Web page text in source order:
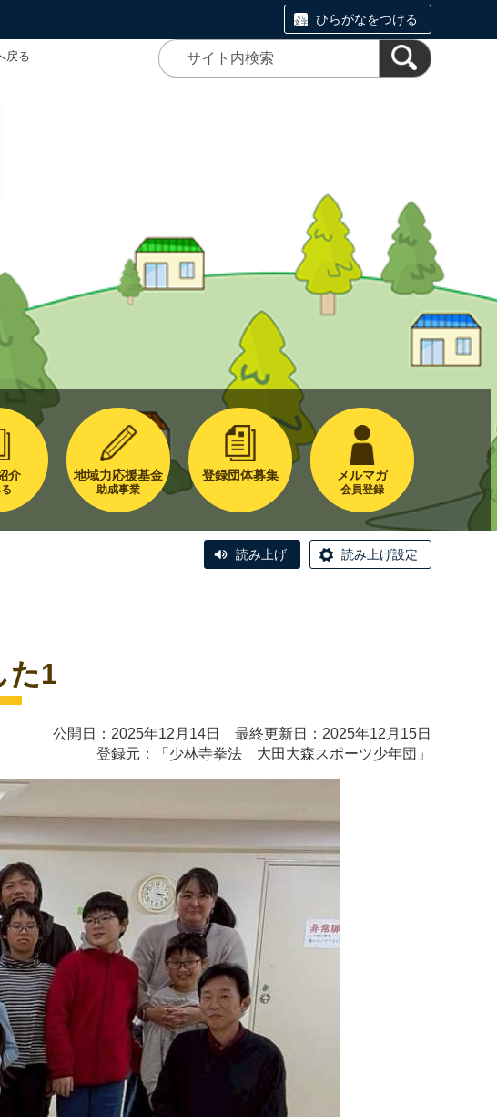
ひらがなをつける
戻る
介 地域力応援基金
助成事業
登録団体募集 メルマガ
会員登録
読み上げ 読み上げ設定
た1
公開日：2025年12月14日 最終更新日：2025年12月15日
登録元：「 少林寺拳法 大田大森スポーツ少年団 」